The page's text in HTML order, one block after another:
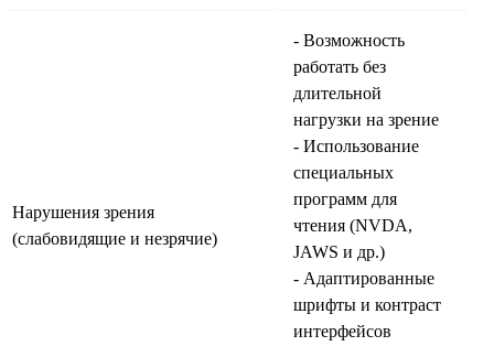
Нарушения зрения
(слабовидящие и незрячие)
- Возможность
работать без
длительной
нагрузки на зрение
- Использование
специальных
программ для
чтения (NVDA,
JAWS и др.)
- Адаптированные
шрифты и контраст
интерфейсов